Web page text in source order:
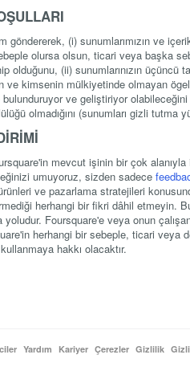
göndererek, (i) sunumlarımızın ve
olursa olsun, ticari veya başka
olduğunu, (ii) sunumlarınızın
ve kimsenin mülkiyetinde olmayan
ve geliştiriyor
olmadığını (sunumları gizli
mevcut işinin bir çok
umuyoruz, sizden sadece
ve pazarlama stratejileri
herhangi bir fikri dâhil etmeyin.
Foursquare'e veya onun
herhangi bir sebeple, ticari veya
hakkı olacaktır.
Yardım Kariyer Çerezler Gizlilik